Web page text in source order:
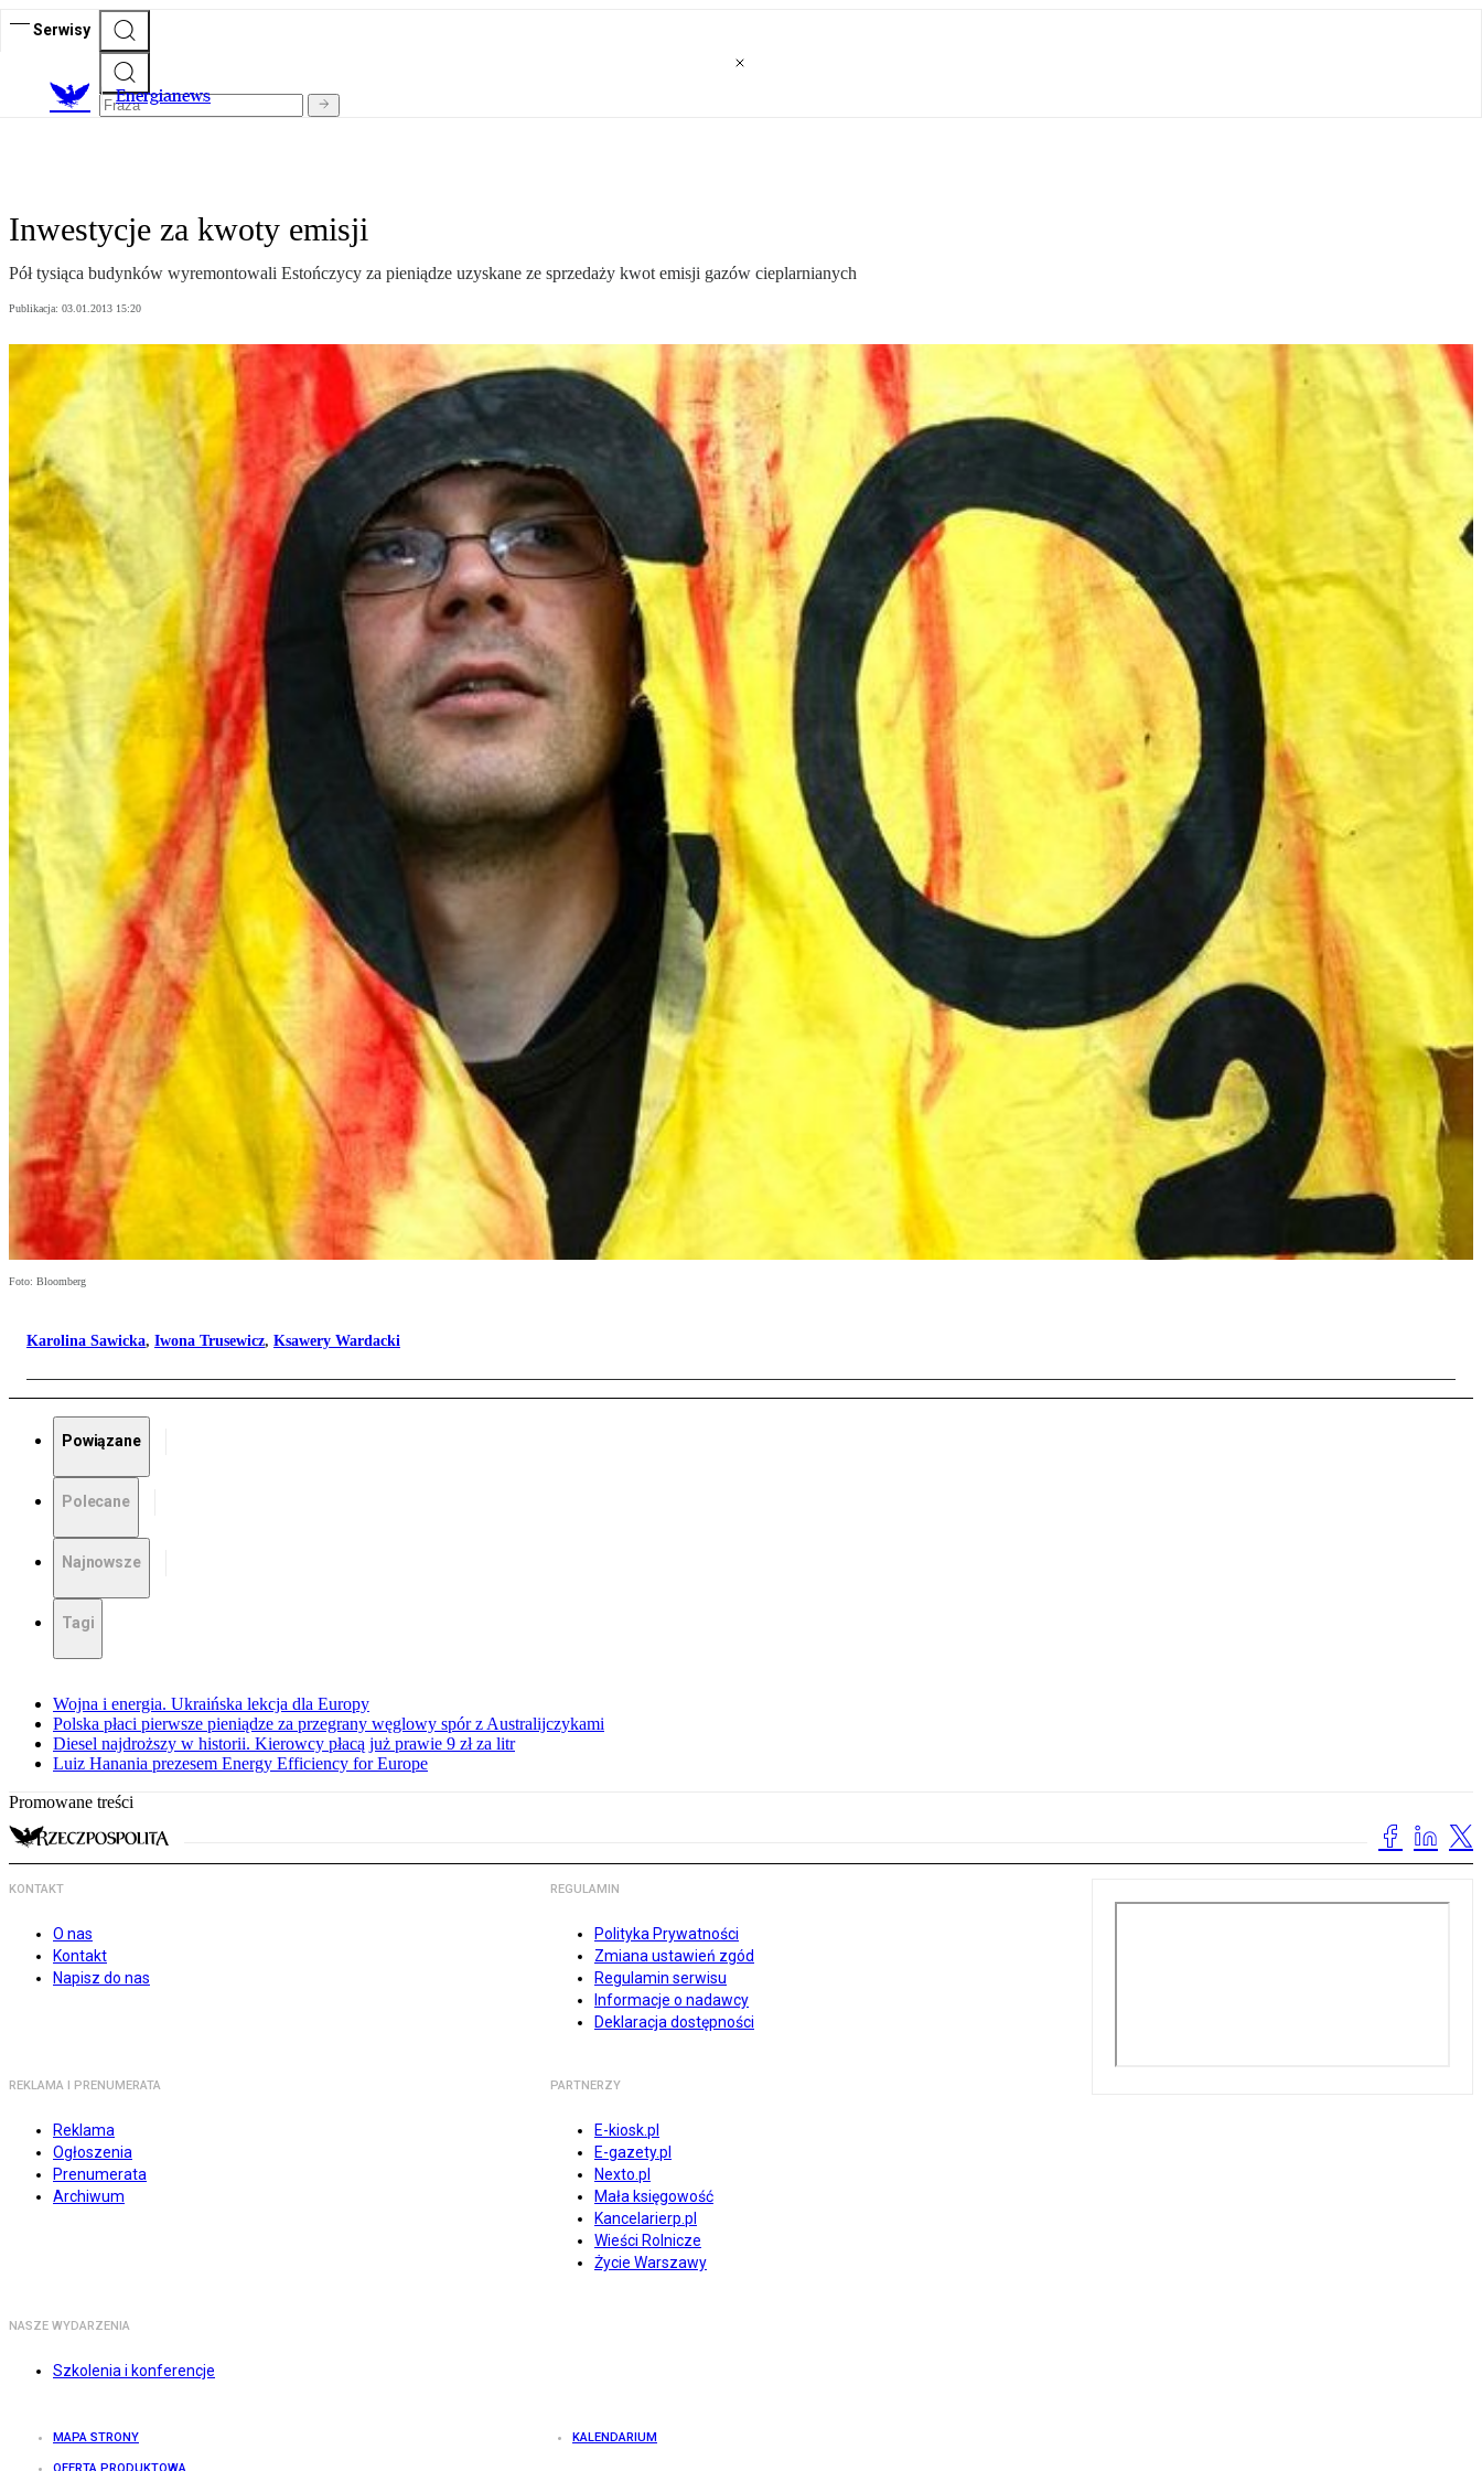
Serwisy
Energianews
Inwestycje za kwoty emisji
Pół tysiąca budynków wyremontowali Estończycy za pieniądze uzyskane ze sprzedaży kwot emisji gazów cieplarnianych
Publikacja: 03.01.2013 15:20
Foto: Bloomberg
Karolina Sawicka, Iwona Trusewicz, Ksawery Wardacki
Powiązane
Polecane
Najnowsze
Tagi
Wojna i energia. Ukraińska lekcja dla Europy
Polska płaci pierwsze pieniądze za przegrany węglowy spór z Australijczykami
Diesel najdroższy w historii. Kierowcy płacą już prawie 9 zł za litr
Luiz Hanania prezesem Energy Efficiency for Europe
Promowane treści
KONTAKT
O nas
Kontakt
Napisz do nas
REGULAMIN
Polityka Prywatności
Zmiana ustawień zgód
Regulamin serwisu
Informacje o nadawcy
Deklaracja dostępności
REKLAMA I PRENUMERATA
Reklama
Ogłoszenia
Prenumerata
Archiwum
PARTNERZY
E-kiosk.pl
E-gazety.pl
Nexto.pl
Mała księgowość
Kancelarierp.pl
Wieści Rolnicze
Życie Warszawy
NASZE WYDARZENIA
Szkolenia i konferencje
MAPA STRONY KALENDARIUM